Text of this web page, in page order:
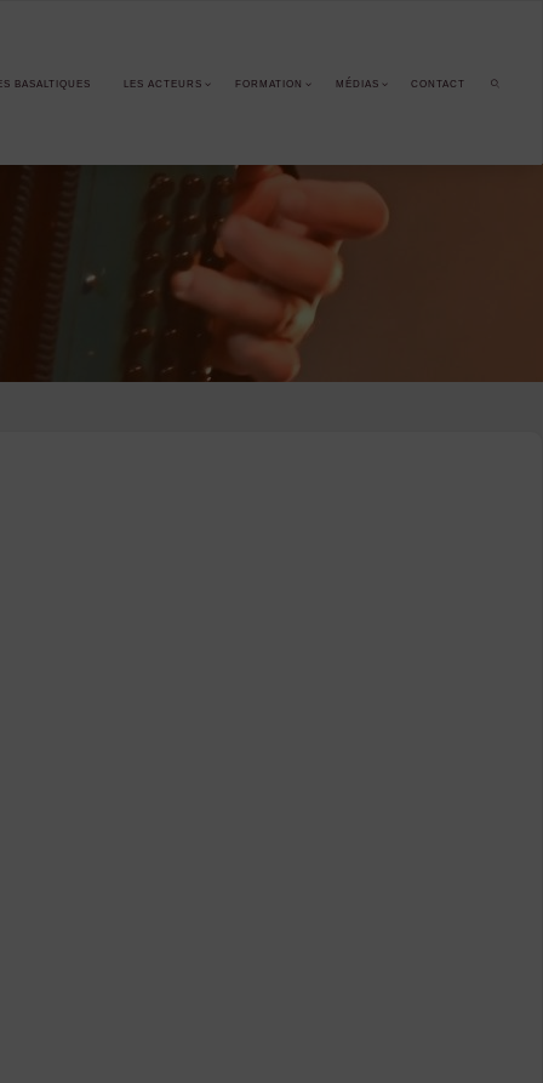
BASALTIQUES LES ACTEURS FORMATION MÉDIAS CONTACT